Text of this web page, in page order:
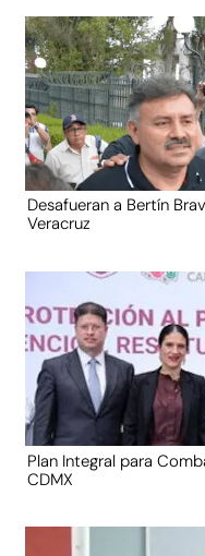
Desafueran a Bertín
Veracruz
Plan Integral para
CDMX